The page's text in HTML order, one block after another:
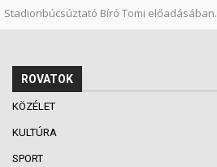
Stadionbúcsúztató Bíró Tomi előadásában.
ROVATOK
KÖZÉLET
KULTÚRA
SPORT